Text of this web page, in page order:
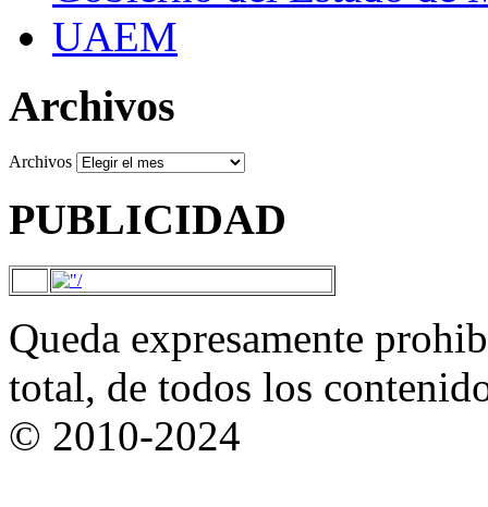
UAEM
Archivos
Archivos
PUBLICIDAD
Queda expresamente
total, de todos los
© 2010-2024